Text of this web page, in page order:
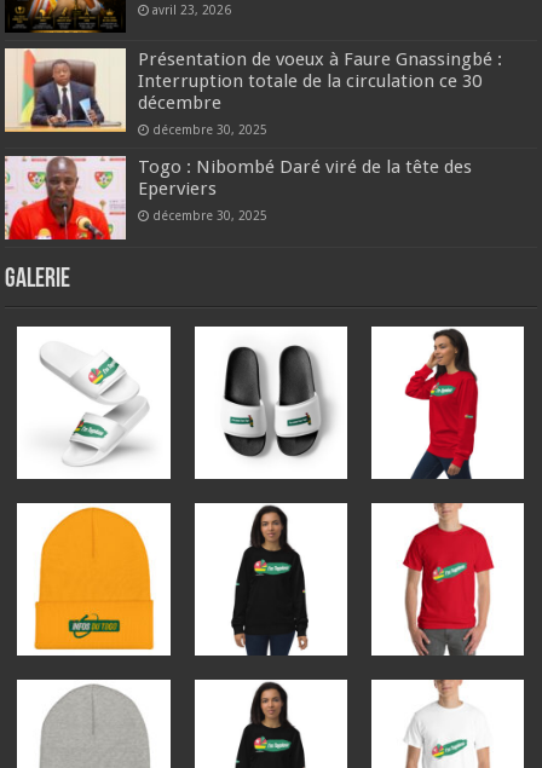
avril 23, 2026
Présentation de voeux à Faure Gnassingbé :
Interruption totale de la circulation ce 30
décembre
décembre 30, 2025
Togo : Nibombé Daré viré de la tête des
Eperviers
décembre 30, 2025
GALERIE